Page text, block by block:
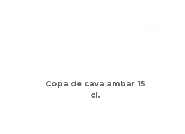
Copa de cava ambar 15
cl.